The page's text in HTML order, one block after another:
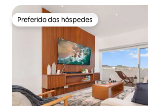
Preferido dos hóspedes
Preferido dos hóspedes